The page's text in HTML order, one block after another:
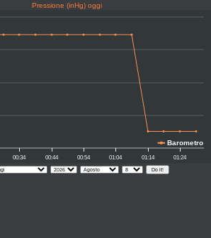
Pressione (inHg) oggi